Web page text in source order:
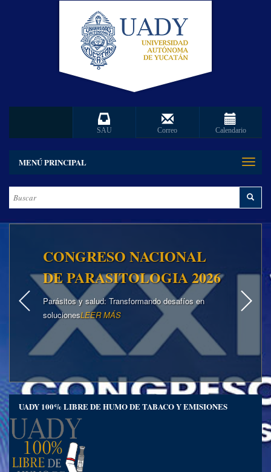
Calendario
Correo
SAU
Toggle
MENÚ PRINCIPAL
CONGRESO NACIONAL
DE PARASITOLOGIA 2026
Parásitos y salud: Transformando desafíos en
solucionesLEER MÁS
UADY 100% LIBRE DE HUMO DE TABACO Y EMISIONES